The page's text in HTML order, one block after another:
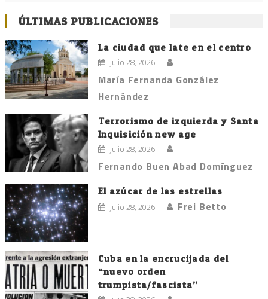
ÚLTIMAS PUBLICACIONES
La ciudad que late en el centro
julio 28, 2026
María Fernanda González
Hernández
Terrorismo de izquierda y Santa
Inquisición new age
julio 28, 2026
Fernando Buen Abad Domínguez
El azúcar de las estrellas
julio 28, 2026 Frei Betto
Cuba en la encrucijada del
“nuevo orden
trumpista/fascista”